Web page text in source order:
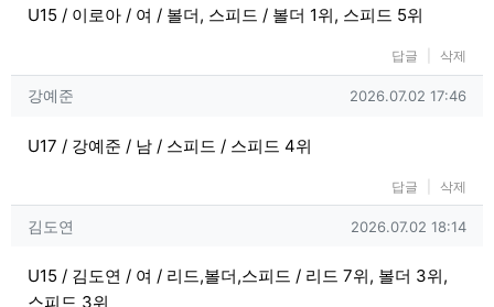
U15 / 이로아 / 여 / 볼더, 스피드 / 볼더 1위, 스피드 5위
답글 삭제
강예준님의 댓글
강예준 작성일
2026.07.02 17:46
U17 / 강예준 / 남 / 스피드 / 스피드 4위
답글 삭제
김도연님의 댓글
김도연 작성일
2026.07.02 18:14
U15 / 김도연 / 여 / 리드,볼더,스피드 / 리드 7위, 볼더 3위,
스피드 3위